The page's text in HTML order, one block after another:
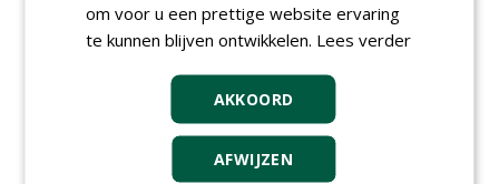
Event: De stad van de
toekomst begint in de
donderdag 5 november 2026
om voor u een prettige website ervaring
te kunnen blijven ontwikkelen. Lees verder
AKKOORD
AFWIJZEN